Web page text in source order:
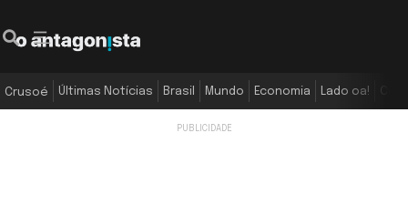
Crusoé Últimas Notícias Brasil Mundo Economia Lado oa!